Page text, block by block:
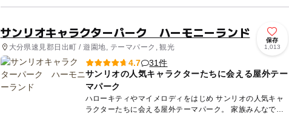
サンリオキャラクターパーク ハーモニーランド
大分県速見郡日出町 / 遊園地, テーマパーク, 観光
保存
1,013
4.7
31件
サンリオの人気キャラクターたちに会える屋外テー
マパーク
ハローキティやマイメロディをはじめ サンリオの人気キャ
ラクターたちに会える屋外テーマパーク。 家族みんなで楽